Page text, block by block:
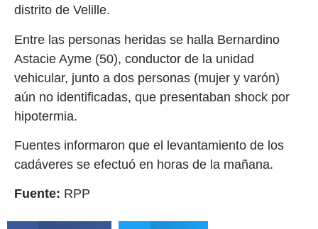
distrito de Velille.
Entre las personas heridas se halla Bernardino
Astacie Ayme (50), conductor de la unidad
vehicular, junto a dos personas (mujer y varón)
aún no identificadas, que presentaban shock por
hipotermia.
Fuentes informaron que el levantamiento de los
cadáveres se efectuó en horas de la mañana.
Fuente: RPP